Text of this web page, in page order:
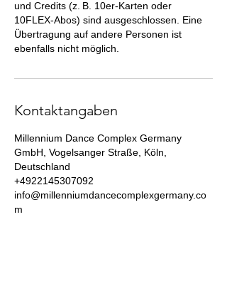
und Credits (z. B. 10er-Karten oder
10FLEX-Abos) sind ausgeschlossen. Eine
Übertragung auf andere Personen ist
ebenfalls nicht möglich.
Kontaktangaben
Millennium Dance Complex Germany
GmbH, Vogelsanger Straße, Köln,
Deutschland
+4922145307092
info@millenniumdancecomplexgermany.co
m